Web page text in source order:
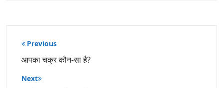
पोस्ट
नेविगेशन
Previous
आपका चक्र कौन-सा है?
Next